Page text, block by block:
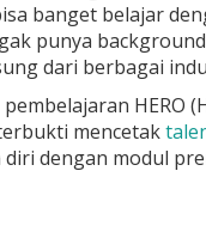
banget belajar
punya
dari berbagai
HERO
mencetak
dengan modul